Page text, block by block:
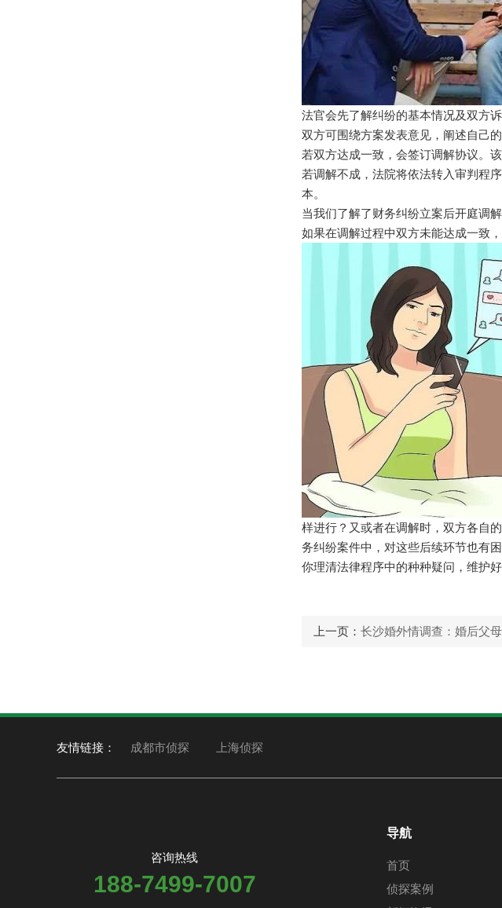
法官会先了解纠纷的基本情况及双方
双方可围绕方案发表意见，阐述自己
若双方达成一致，会签订调解协议。
若调解不成，法院将依法转入审判程
本。
当我们了解了财务纠纷立案后开庭调
如果在调解过程中双方未能达成一致
样进行？又或者在调解时，双方各自
务纠纷案件中，对这些后续环节也有
你理清法律程序中的种种疑问，维护好
上一页： 长沙婚外情调查：婚后父母
友情链接： 成都市侦探 上海侦探
咨询热线
188-7499-7007
导航
首页
侦探案例